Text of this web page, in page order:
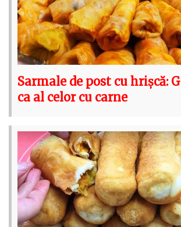
Sarmale de post cu hrișcă:
ca al celor cu carne